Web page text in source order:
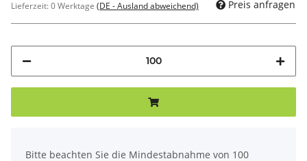
Lieferzeit:0 Werktage (DE - Ausland abweichend) Preis anfragen
Bitte beachten Sie die Mindestabnahme von 100